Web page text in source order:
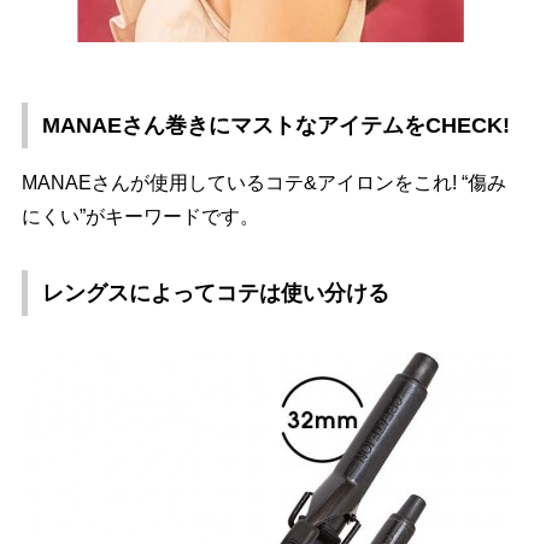
MANAEさん巻きにマストなアイテムをCHECK!
MANAEさんが使用しているコテ&アイロンをこれ! “傷み
にくい”がキーワードです。
レングスによってコテは使い分ける